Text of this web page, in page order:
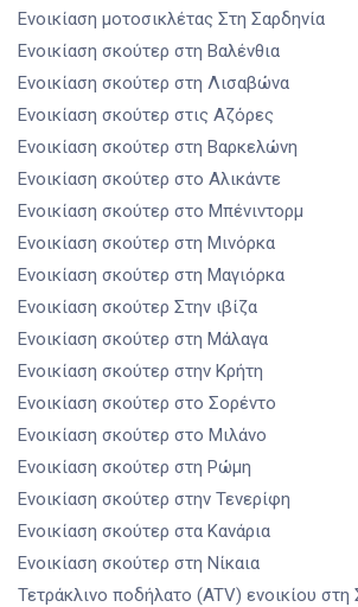
Ενοικίαση μοτοσικλέτας Στη Σαρδηνία
Ενοικίαση σκούτερ στη Βαλένθια
Ενοικίαση σκούτερ στη Λισαβώνα
Ενοικίαση σκούτερ στις Αζόρες
Ενοικίαση σκούτερ στη Βαρκελώνη
Ενοικίαση σκούτερ στο Αλικάντε
Ενοικίαση σκούτερ στο Μπένιντορμ
Ενοικίαση σκούτερ στη Μινόρκα
Ενοικίαση σκούτερ στη Μαγιόρκα
Ενοικίαση σκούτερ Στην ιβίζα
Ενοικίαση σκούτερ στη Μάλαγα
Ενοικίαση σκούτερ στην Κρήτη
Ενοικίαση σκούτερ στο Σορέντο
Ενοικίαση σκούτερ στο Μιλάνο
Ενοικίαση σκούτερ στη Ρώμη
Ενοικίαση σκούτερ στην Τενερίφη
Ενοικίαση σκούτερ στα Κανάρια
Ενοικίαση σκούτερ στη Νίκαια
Τετράκλινο ποδήλατο (ATV) ενοικίου στη